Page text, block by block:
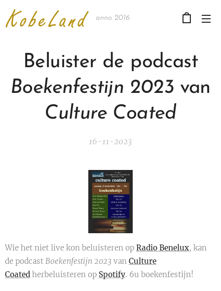
anno 2016
Beluister de podcast
Boekenfestijn 2023 van
Culture Coated
16-11-2023
Wie het niet live kon beluisteren op Radio Benelux, kan
de podcast Boekenfestijn 2023 van Culture
Coated herbeluisteren op Spotify. 6u boekenfestijn!